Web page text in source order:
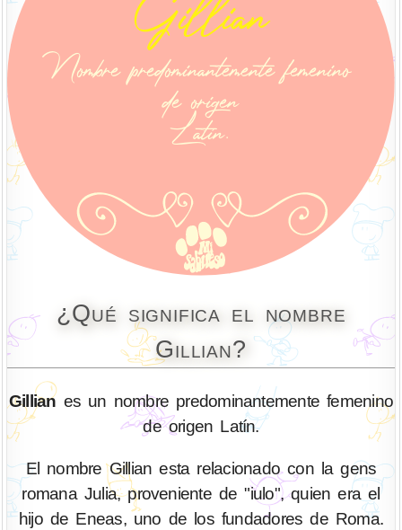
¿Qué significa el nombre
Gillian?
Gillian es un nombre predominantemente femenino
de origen Latín.
El nombre Gillian esta relacionado con la gens
romana Julia, proveniente de "iulo", quien era el
hijo de Eneas, uno de los fundadores de Roma.